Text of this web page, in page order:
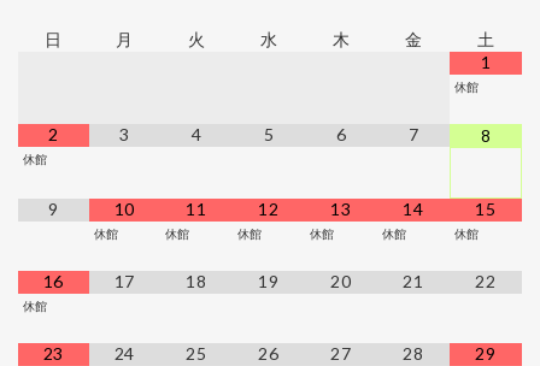
日 月 火 水 木 金
土
1
休館
2
休館
3 4 5 6 7 8
9 10
休館
11
休館
12
休館
13
休館
14
休館
15
休館
16
休館
17 18 19 20 21 22
23 24 25 26 27 28 29